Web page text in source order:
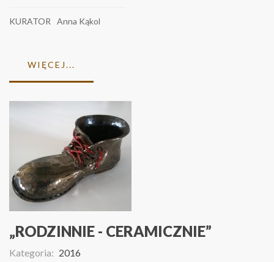
KURATOR Anna Kąkol
WIĘCEJ...
„RODZINNIE - CERAMICZNIE”
Kategoria: 2016